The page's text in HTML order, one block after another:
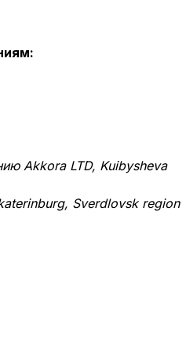
Akkora LTD, Kuibysheva
Sverdlovsk region